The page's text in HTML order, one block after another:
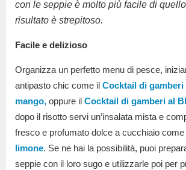
con le seppie è molto più facile di
risultato è strepitoso.
Facile e delizioso
Organizza un perfetto menu di pesce,
antipasto chic come il Cocktail di gamberi
mango, oppure il Cocktail di gamberi al
dopo il risotto servi un’insalata mista e
fresco e profumato dolce a cucchiaio come
limone. Se ne hai la possibilità, puoi
seppie con il loro sugo e utilizzarle poi per